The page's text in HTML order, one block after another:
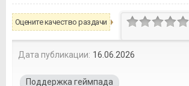
Оцените качество раздачи
Дата публикации: 16.06.2026
Поддержка геймпада